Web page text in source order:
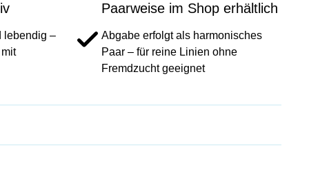
lebendig –
Paarweise im Shop erhältlich
Abgabe erfolgt als harmonisches
Paar – für reine Linien ohne
Fremdzucht geeignet